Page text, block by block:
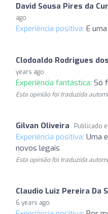
David Sousa Pires da
ago
Experiência positiva: E
Clodoaldo Rodrigues
years ago
Experiência fantástica: Só
Esta opinião foi traduzida
Gilvan Oliveira Publicado
Experiência positiva: Uma
novos legais
Esta opinião foi traduzida
Claudio Luiz Pereira Da
6 years ago